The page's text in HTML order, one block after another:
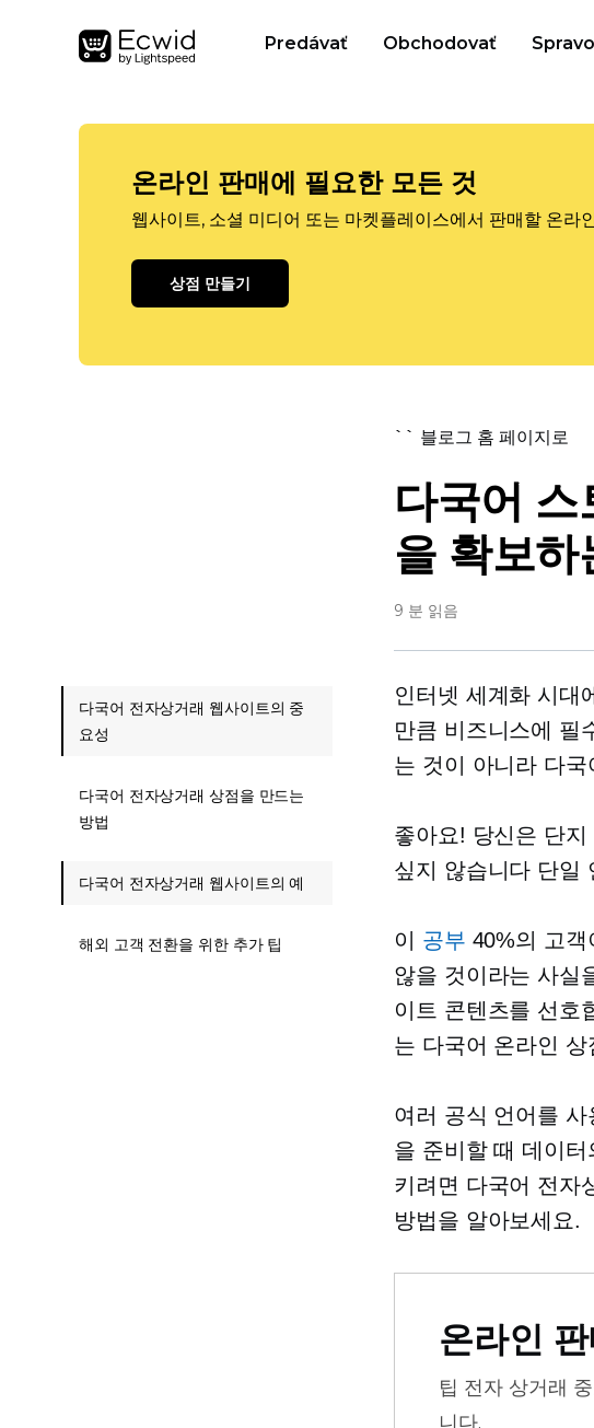
Predávať Obchodovať
온라인 판매에 필요한 모든 것
웹사이트, 소셜 미디어 또는 마켓플레이스에서 판매할 온라
상점 만들기
`` 블로그 홈 페이지로
다국어 스
을 확보하
9 분 읽음
인터넷 세계화 시대
만큼 비즈니스에 필
는 것이 아니라 다
좋아요! 당신은 단
싶지 않습니다 단일
이 공부 40%의 고객
않을 것이라는 사실
이트 콘텐츠를 선호
는 다국어 온라인
여러 공식 언어를
을 준비할 때 데이터
키려면 다국어 전자
방법을 알아보세요.
온라인
팁 전자 상거래
니다.
다국어 전자상거래 웹사이트의 중
요성
다국어 전자상거래 상점을 만드는
방법
다국어 전자상거래 웹사이트의 예
해외 고객 전환을 위한 추가 팁